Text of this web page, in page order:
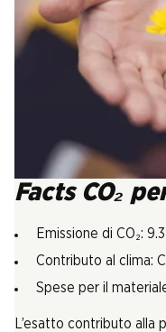
Facts CO₂
Emissione di CO₂:
Contributo al clima:
Spese per il
L’esatto contributo